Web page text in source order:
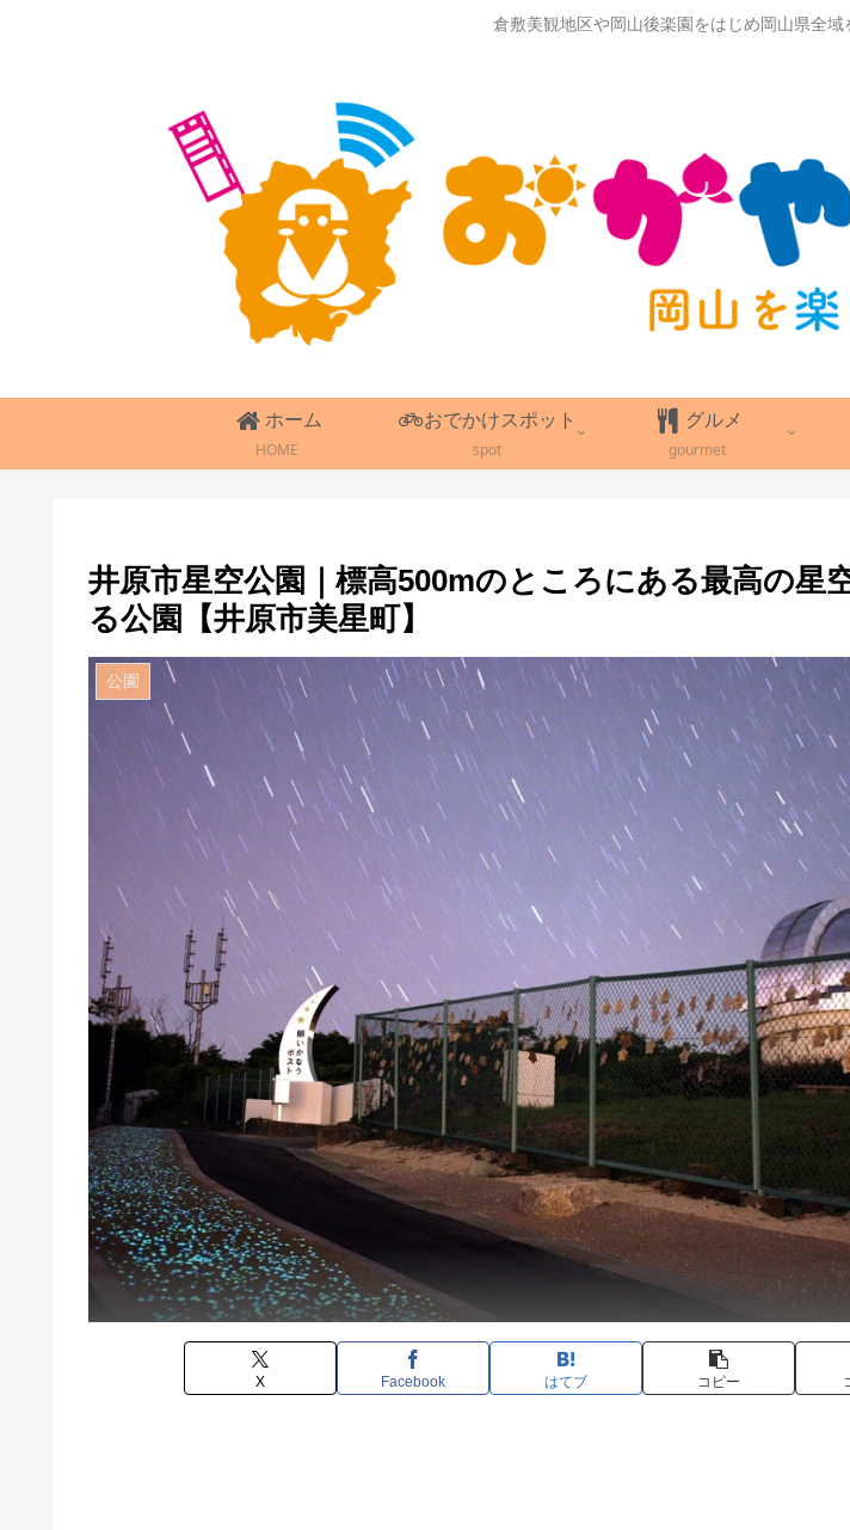
倉敷美観地区や岡山後楽園をはじめ岡山県全
ホーム
HOME
おでかけスポット
spot
グルメ
gourmet
井原市星空公園｜標高500mのところにある最高の星
る公園【井原市美星町】
公園
X Facebook はてブ コピー